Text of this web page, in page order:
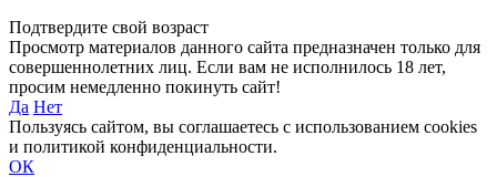
Подтвердите свой возраст
Просмотр материалов данного сайта предназначен только для
совершеннолетних лиц. Если вам не исполнилось 18 лет,
просим немедленно покинуть сайт!
Да Нет
Пользуясь сайтом, вы соглашаетесь с использованием cookies
и политикой конфиденциальности.
ОК